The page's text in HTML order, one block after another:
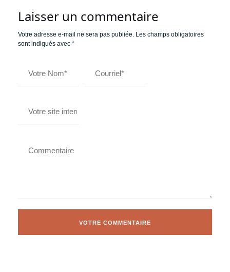
Laisser un commentaire
Votre adresse e-mail ne sera pas publiée. Les champs obligatoires
sont indiqués avec *